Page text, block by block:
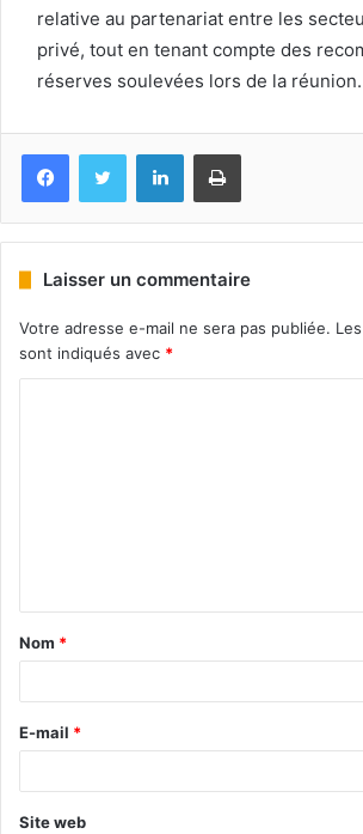
relative au partenariat entre les
privé, tout en tenant compte des
réserves soulevées lors de la réunion.
FacebookTwitter LinkedinImprimer
Laisser un commentaire
Votre adresse e-mail ne sera pas publiée.
sont indiqués avec *
Nom *
E-mail *
Site web